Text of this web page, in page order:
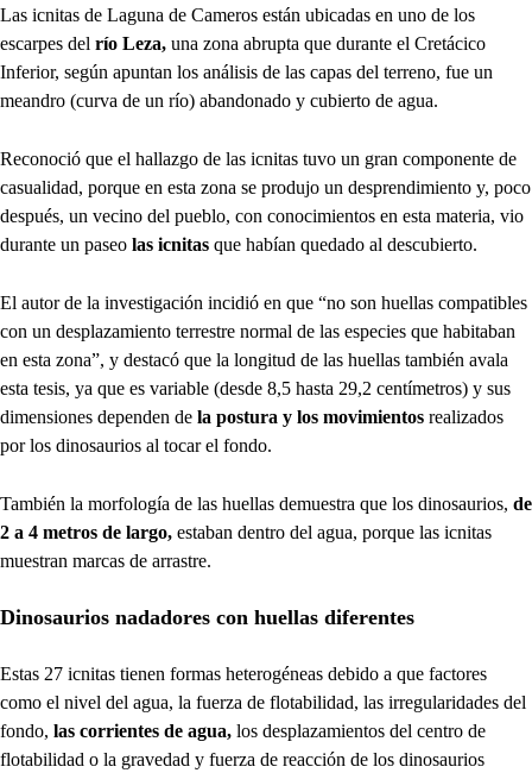
Las icnitas de Laguna de Cameros están ubicadas en uno de los
escarpes del río Leza, una zona abrupta que durante el Cretácico
Inferior, según apuntan los análisis de las capas del terreno, fue un
meandro (curva de un río) abandonado y cubierto de agua.
Reconoció que el hallazgo de las icnitas tuvo un gran componente de
casualidad, porque en esta zona se produjo un desprendimiento y, poco
después, un vecino del pueblo, con conocimientos en esta materia, vio
durante un paseo las icnitas que habían quedado al descubierto.
El autor de la investigación incidió en que “no son huellas compatibles
con un desplazamiento terrestre normal de las especies que habitaban
en esta zona”, y destacó que la longitud de las huellas también avala
esta tesis, ya que es variable (desde 8,5 hasta 29,2 centímetros) y sus
dimensiones dependen de la postura y los movimientos realizados
por los dinosaurios al tocar el fondo.
También la morfología de las huellas demuestra que los dinosaurios, de
2 a 4 metros de largo, estaban dentro del agua, porque las icnitas
muestran marcas de arrastre.
Dinosaurios nadadores con huellas diferentes
Estas 27 icnitas tienen formas heterogéneas debido a que factores
como el nivel del agua, la fuerza de flotabilidad, las irregularidades del
fondo, las corrientes de agua, los desplazamientos del centro de
flotabilidad o la gravedad y fuerza de reacción de los dinosaurios